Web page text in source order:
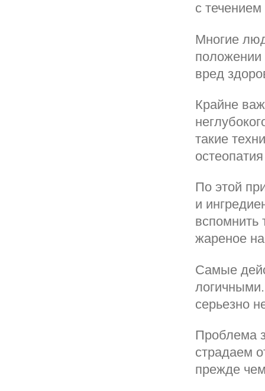
с
Многие
положении
вред
Крайне
такие
По этой
и
вспомнить
жареное
Самые
серьезно
Проблема
страдаем
прежде